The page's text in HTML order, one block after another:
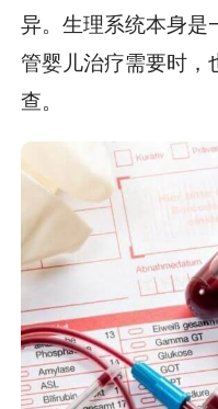
异。生理系统本身是
管婴儿治疗需要时，
查。